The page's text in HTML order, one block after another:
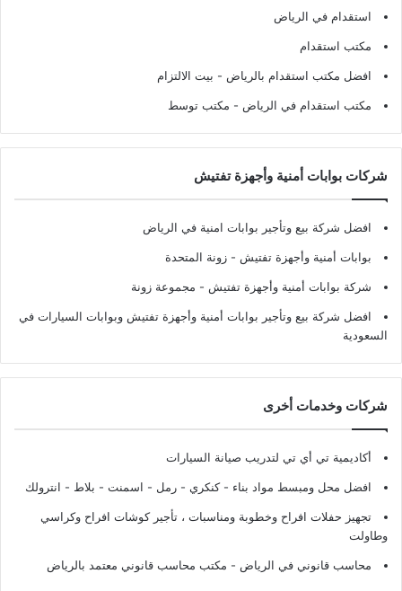
استقدام في الرياض
مكتب استقدام
افضل مكتب استقدام بالرياض - بيت الالتزام
مكتب استقدام في الرياض - مكتب توسط
شركات بوابات أمنية وأجهزة تفتيش
افضل شركة بيع وتأجير بوابات امنية في الرياض
بوابات أمنية وأجهزة تفتيش - زونة المتحدة
شركة بوابات أمنية وأجهزة تفتيش - مجموعة زونة
افضل شركة بيع وتأجير بوابات أمنية وأجهزة تفتيش وبوابات السيارات في
السعودية
شركات وخدمات أخرى
أكاديمية تي أي تي لتدريب صيانة السيارات
افضل محل ومبسط مواد بناء - كنكري - رمل - اسمنت - بلاط - انترولك
تجهيز حفلات افراح وخطوبة ومناسبات ، تأجير كوشات افراح وكراسي
وطاولت
محاسب قانوني في الرياض - مكتب محاسب قانوني معتمد بالرياض